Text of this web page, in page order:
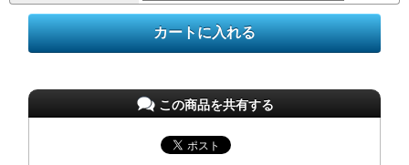
この商品を共有する